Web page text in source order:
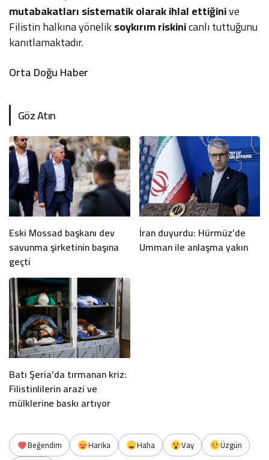
mutabakatları sistematik olarak ihlal ettiğinive
Filistin halkına yöneliksoykırım riskinicanlı tuttuğunu
kanıtlamaktadır.
Orta Doğu Haber
Göz Atın
Eski Mossad başkanı dev
savunma şirketinin başına
geçti
İran duyurdu: Hürmüz’de
Umman ile anlaşma yakın
Batı Şeria’da tırmanan kriz:
Filistinlilerin arazi ve
mülklerine baskı artıyor
Beğendim Harika Haha Vay
Üzgün